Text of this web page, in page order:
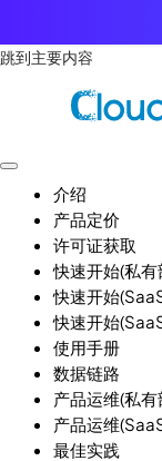
跳到主要内容
介绍
产品定价
许可证获取
快速开始(私有
快速开始
快速开始
使用手册
数据链路
产品运维(私有
产品运维
最佳实践